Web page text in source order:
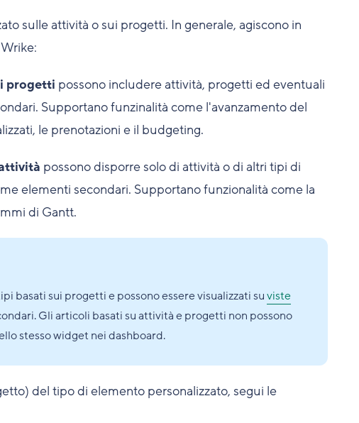
sulle attività o sui progetti. In generale, agiscono in
progetti possono includere attività, progetti ed eventuali
Supportano funzinalità come l'avanzamento del
le prenotazioni e il budgeting.
possono disporre solo di attività o di altri tipi di
elementi secondari. Supportano funzionalità come la
di Gantt.
basati sui progetti e possono essere visualizzati suviste
Gli articoli basati su attività e progetti non possono
stesso widget nei dashboard.
del tipo di elemento personalizzato, segui le